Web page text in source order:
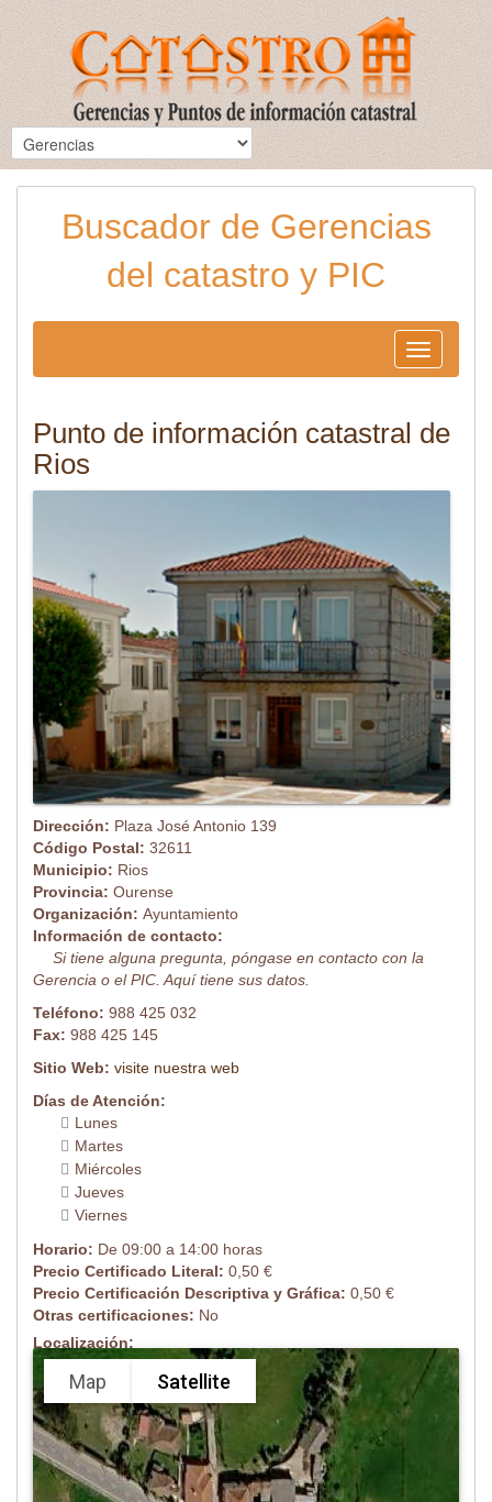
Buscador de Gerencias
del catastro y PIC
Toggle
navigation
Punto de información catastral de
Rios
Dirección: Plaza José Antonio 139
Código Postal: 32611
Municipio: Rios
Provincia: Ourense
Organización: Ayuntamiento
Información de contacto:
Si tiene alguna pregunta, póngase en contacto con la
Gerencia o el PIC. Aquí tiene sus datos.
Teléfono: 988 425 032
Fax: 988 425 145
Sitio Web: visite nuestra web
Días de Atención:
Lunes
Martes
Miércoles
Jueves
Viernes
Horario: De 09:00 a 14:00 horas
Precio Certificado Literal: 0,50 €
Precio Certificación Descriptiva y Gráfica: 0,50 €
Otras certificaciones: No
Localización:
Map Satellite